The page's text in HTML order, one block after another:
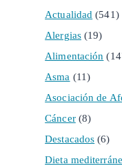
Actualidad (541)
Alergias(19)
Alimentación
Asma (11)
Asociación de
Cáncer(8)
Destacados (6)
Dieta